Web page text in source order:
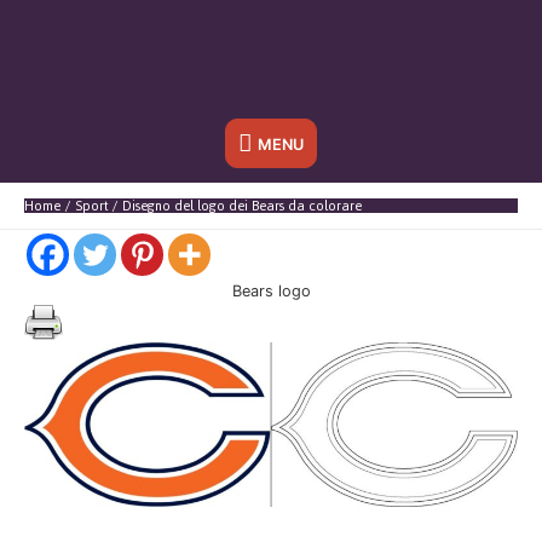
Sotto
l'header
MENU
Home Sport Disegno del logo dei Bears da colorare
Bears logo